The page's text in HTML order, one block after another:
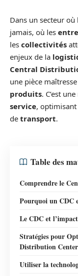
Dans un secteur où
jamais, où les
les collectivités
enjeux de la
Central
une pièce
produits. C’est une
service,
de transport.
Table des
Comprendre le
Pourquoi un CDC
Le CDC et
Stratégies pour
Distribution Center
Utiliser la